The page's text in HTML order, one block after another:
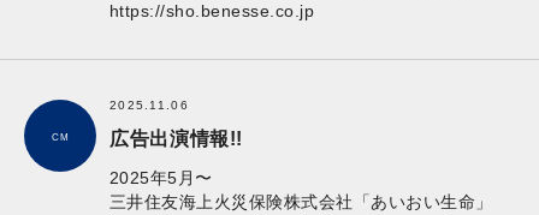
https://sho.benesse.co.jp
CM
2025.11.06
広告出演情報!!
2025年5月〜
三井住友海上火災保険株式会社「あいおい生命」